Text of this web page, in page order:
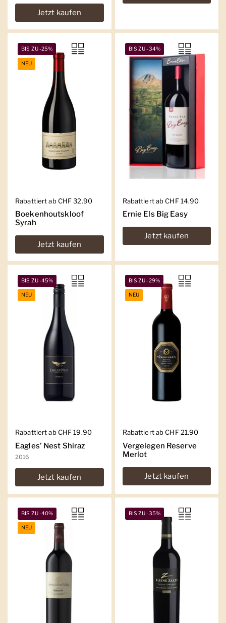
Jetzt kaufen
Regulärer Preis
Rabattiert ab CHF 32.90
Boekenhoutskloof
Syrah
Jetzt kaufen
BIS ZU -25%
NEU
Regulärer Preis
Rabattiert ab CHF 14.90
Ernie Els Big Easy
Jetzt kaufen
BIS ZU -34%
Regulärer Preis
Rabattiert ab CHF 19.90
Eagles' Nest Shiraz
2016
Jetzt kaufen
BIS ZU -45%
NEU
Regulärer Preis
Rabattiert ab CHF 21.90
Vergelegen Reserve
Merlot
Jetzt kaufen
BIS ZU -29%
NEU
BIS ZU -40%
NEU
BIS ZU -35%